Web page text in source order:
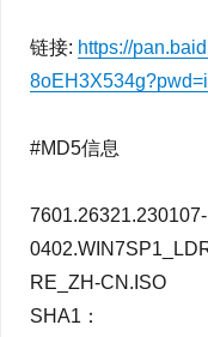
链接: https://
#MD5信息
7601.26321.230107-
RE_ZH-CN.ISO
SHA1：